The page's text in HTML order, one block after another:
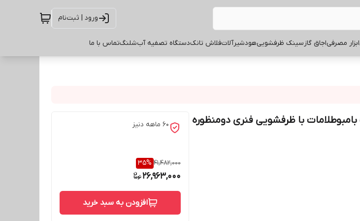
ورود | ثبت‌نام
ابزار مصرفیاجاق گازسینک ظرفشوییهودشیرآلاتفلاش تانکدستگاه تصفیه آبشلنگتماس با ما
بامبوطلامات با ظرفشویی فنری دومنظوره
60 ماهه دنیز
41,482,000
35%
26,963,000
افزودن به سبد خرید